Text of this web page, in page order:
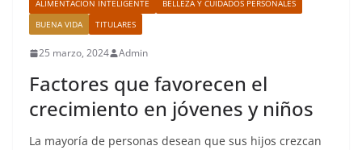
ALIMENTACION INTELIGENTE
BELLEZA Y CUIDADOS PERSONALES
BUENA VIDA
TITULARES
25 marzo, 2024 Admin
Factores que favorecen el
crecimiento en jóvenes y niños
La mayoría de personas desean que sus hijos crezcan